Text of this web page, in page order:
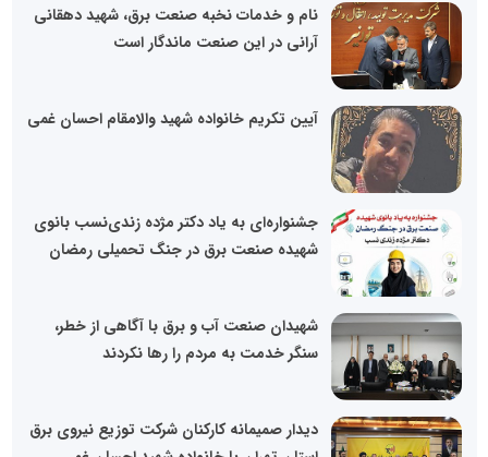
نام و خدمات نخبه صنعت برق، شهید دهقانی
آرانی در این صنعت ماندگار است
آیین تکریم خانواده شهید والامقام احسان غمی
جشنواره‌ای به یاد دکتر مژده زندی‌نسب بانوی
شهیده صنعت برق در جنگ تحمیلی رمضان
شهیدان صنعت آب و برق با آگاهی از خطر،
سنگر خدمت به مردم را رها نکردند
دیدار صمیمانه کارکنان شرکت توزیع نیروی برق